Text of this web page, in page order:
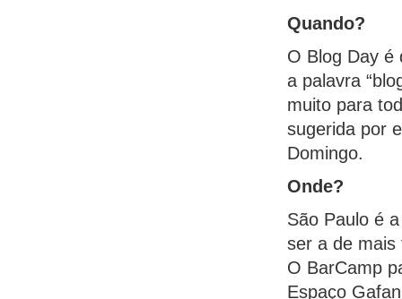
Quando?
O Blog Day é
a palavra
muito para
sugerida por
Domingo.
Onde?
São Paulo é
ser a de mais
O BarCamp
Espaço